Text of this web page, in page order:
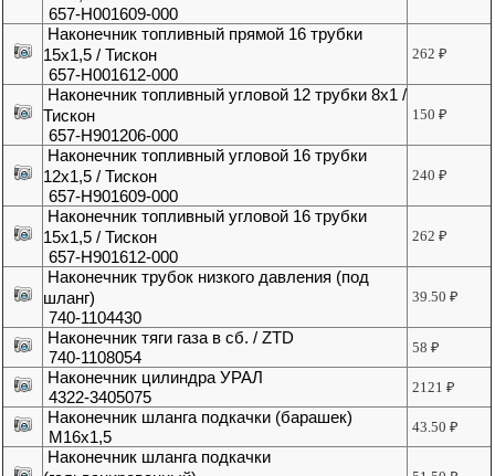
657-H001609-000
Наконечник топливный прямой 16 трубки
15х1,5 / Тискон
657-Н001612-000
262₽
Наконечник топливный угловой 12 трубки 8х1 /
Тискон
657-Н901206-000
150₽
Наконечник топливный угловой 16 трубки
12х1,5 / Тискон
657-Н901609-000
240₽
Наконечник топливный угловой 16 трубки
15х1,5 / Тискон
657-Н901612-000
262₽
Наконечник трубок низкого давления (под
шланг)
740-1104430
39.50₽
Наконечник тяги газа в сб. / ZTD
740-1108054
58₽
Наконечник цилиндра УРАЛ
4322-3405075
2121₽
Наконечник шланга подкачки (барашек)
М16х1,5
43.50₽
Наконечник шланга подкачки